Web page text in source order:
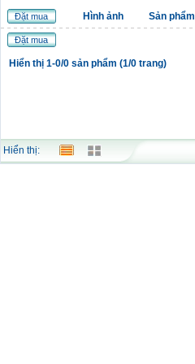
Đặt mua Hình ảnh Sản phẩm
Đặt mua
Hiển thị 1-0/0 sản phẩm (1/0 trang)
Hiển thị: